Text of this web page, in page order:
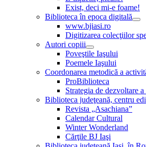
Exist, deci mi-e foame!
Biblioteca în epoca digitală
www.bjiasi.ro
Digitizarea colecţiilor
Autori copiii
Poveştile Iaşului
Poemele Iaşului
Coordonarea metodică a
ProBiblioteca
Strategia de dezvoltare
Biblioteca judeţeană, centru
Revista „Asachiana”
Calendar Cultural
Winter Wonderland
Cărţile BJ Iaşi